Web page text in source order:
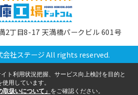
2丁目8-17 天満橋パークビル 601号
社ステージ All rights reserved.
ト利用状況把握、サービス向上検討を目的と
用しています。
取扱いについて」 をご確認ください。